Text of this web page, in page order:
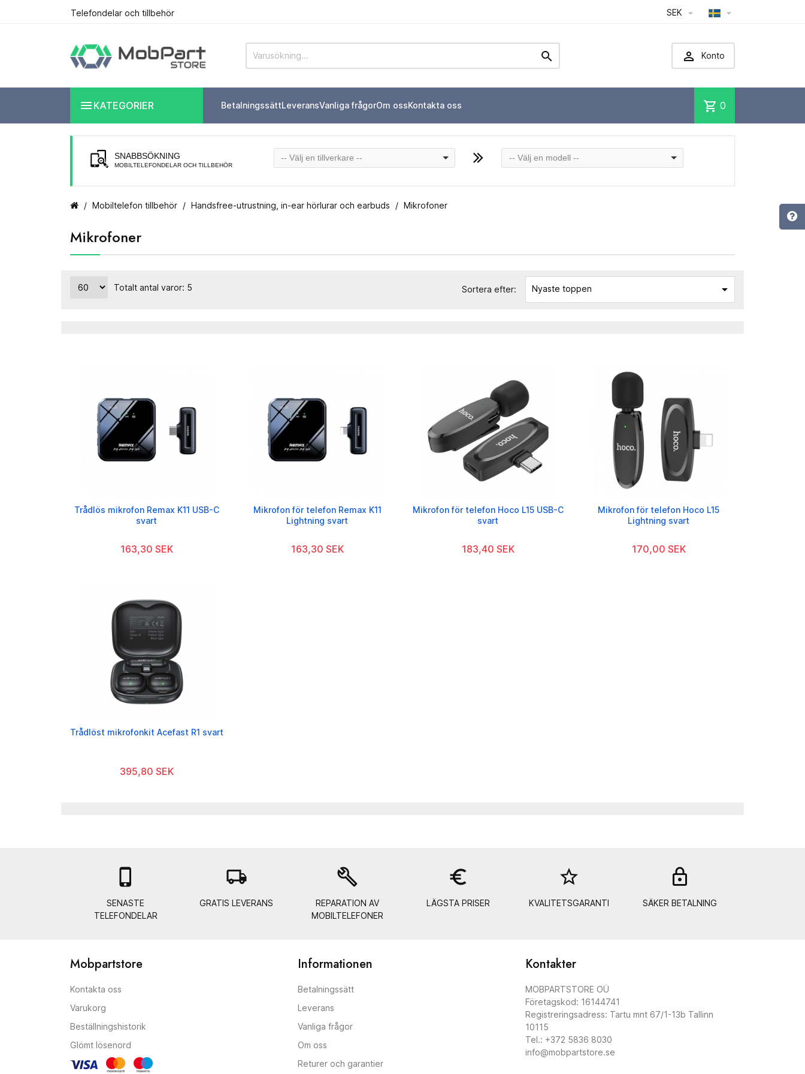
Telefondelar och tillbehör SEK  
  Konto
 KATEGORIER BetalningssättLeveransVanliga frågorOm ossKontakta oss shopping_cart 0
SNABBSÖKNING
MOBILTELEFONDELAR OCH TILLBEHÖR
-- Välj en tillverkare -- -- Välj en modell --
Mobiltelefon tillbehör Handsfree-utrustning, in-ear hörlurar och earbuds Mikrofoner
Mikrofoner
Totalt antal varor: 5 Sortera efter: Nyaste toppen 
Trådlös mikrofon Remax K11 USB-C
svart
163,30 SEK
Mikrofon för telefon Remax K11
Lightning svart
163,30 SEK
Mikrofon för telefon Hoco L15 USB-C
svart
183,40 SEK
Mikrofon för telefon Hoco L15
Lightning svart
170,00 SEK
Trådlöst mikrofonkit Acefast R1 svart
395,80 SEK

SENASTE
TELEFONDELAR
local_shipping
GRATIS LEVERANS
build
REPARATION AV
MOBILTELEFONER
euro_symbol
LÄGSTA PRISER
star_border
KVALITETSGARANTI SÄKER BETALNING
Mobpartstore
Kontakta oss
Varukorg
Beställningshistorik
Glömt lösenord
Informationen
Betalningssätt
Leverans
Vanliga frågor
Om oss
Returer och garantier
Kontakter
MOBPARTSTORE OÜ
Företagskod: 16144741
Registreringsadress: Tartu mnt 67/1-13b Tallinn
10115
Tel.: +372 5836 8030
info@mobpartstore.se